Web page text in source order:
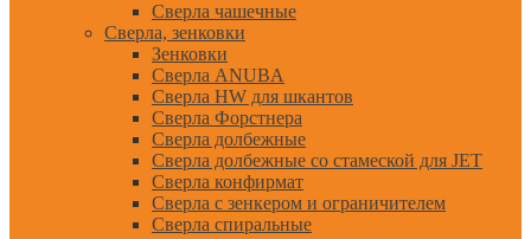
Сверла чашечные
Сверла, зенковки
Зенковки
Сверла ANUBA
Сверла HW для шкантов
Сверла Форстнера
Сверла долбежные
Сверла долбежные со стамеской для JET
Сверла конфирмат
Сверла с зенкером и ограничителем
Сверла спиральные